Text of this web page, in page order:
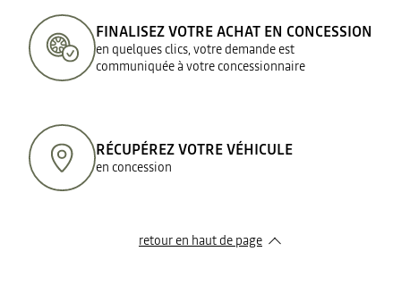
FINALISEZ VOTRE ACHAT EN CONCESSION
en quelques clics, votre demande est
communiquée à votre concessionnaire
RÉCUPÉREZ VOTRE VÉHICULE
en concession
retour en haut de page​